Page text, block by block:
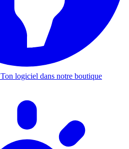
Ton logiciel dans notre boutique